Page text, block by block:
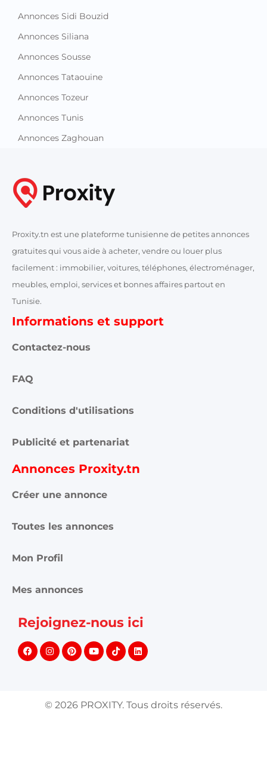
Annonces Sidi Bouzid
Annonces Siliana
Annonces Sousse
Annonces Tataouine
Annonces Tozeur
Annonces Tunis
Annonces Zaghouan
Proxity.tn est une plateforme tunisienne de petites annonces
gratuites qui vous aide à acheter, vendre ou louer plus
facilement : immobilier, voitures, téléphones, électroménager,
meubles, emploi, services et bonnes affaires partout en
Tunisie.
Informations et support
Contactez-nous
FAQ
Conditions d'utilisations
Publicité et partenariat
Annonces Proxity.tn
Créer une annonce
Toutes les annonces
Mon Profil
Mes annonces
Rejoignez-nous ici
© 2026 PROXITY. Tous droits réservés.